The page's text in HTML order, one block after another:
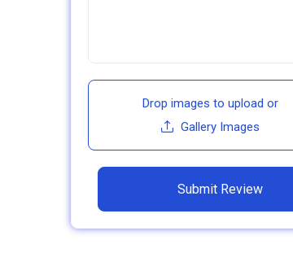
Drop images to upload or
Gallery Images